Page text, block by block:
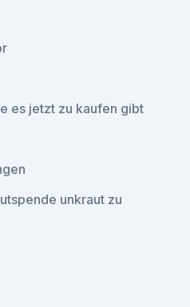
es jetzt zu kaufen gibt
unkraut zu